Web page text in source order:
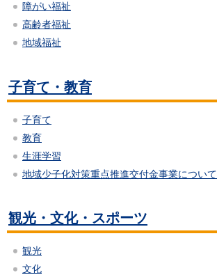
障がい福祉
高齢者福祉
地域福祉
子育て・教育
子育て
教育
生涯学習
地域少子化対策重点推進交付金事業について
観光・文化・スポーツ
観光
文化